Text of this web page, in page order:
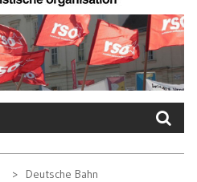
Deutsche Bahn